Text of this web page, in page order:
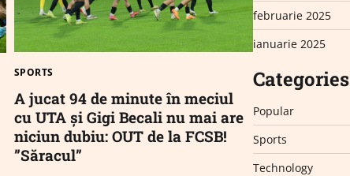
SPORTS
A jucat 94 de minute în meciul
cu UTA și Gigi Becali nu mai are
niciun dubiu: OUT de la FCSB!
”Săracul”
februarie 2025
ianuarie 2025
Categories
Popular
Sports
Technology